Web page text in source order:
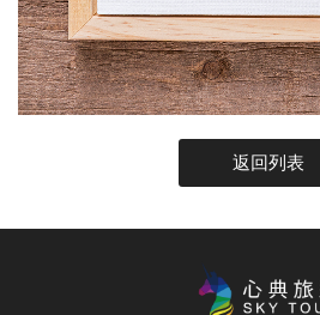
返回列表